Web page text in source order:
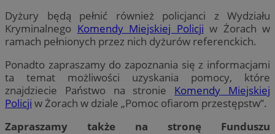
Dyżury będą pełnić również policjanci z Wydziału
Kryminalnego Komendy Miejskiej Policji w Żorach w
ramach pełnionych przez nich dyżurów referenckich.
Ponadto zapraszamy do zapoznania się z informacjami
ta temat możliwości uzyskania pomocy, które
znajdziecie Państwo na stronie Komendy Miejskiej
Policji w Żorach w dziale „Pomoc ofiarom przestępstw”.
Zapraszamy także na stronę Funduszu